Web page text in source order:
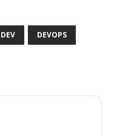
DEV DEVOPS